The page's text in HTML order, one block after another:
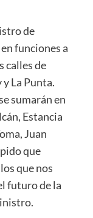
de
funciones a
calles de
La Punta.
sumarán en
Estancia
Juan
que
que nos
futuro de la